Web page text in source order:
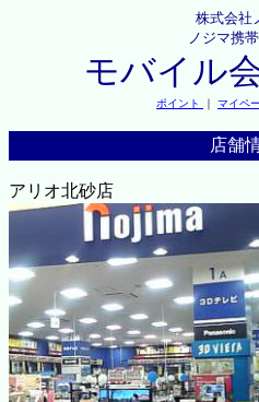
株式会社
ノジマ携
モバイル
ポイント ｜ マイペ
店舗
アリオ北砂店